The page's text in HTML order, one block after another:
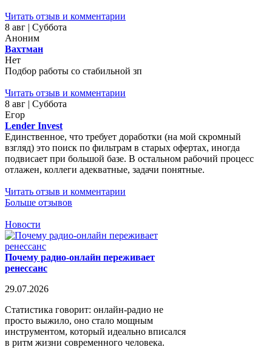
Читать отзыв и комментарии
8 авг | Суббота
Аноним
Вахтман
Нет
Подбор работы со стабильной зп
Читать отзыв и комментарии
8 авг | Суббота
Егор
Lender Invest
Единственное, что требует доработки (на мой скромный
взгляд) это поиск по фильтрам в старых офертах, иногда
подвисает при большой базе. В остальном рабочий процесс
отлажен, коллеги адекватные, задачи понятные.
Читать отзыв и комментарии
Больше отзывов
Новости
Почему радио-онлайн переживает
ренессанс
29.07.2026
Статистика говорит: онлайн-радио не
просто выжило, оно стало мощным
инструментом, который идеально вписался
в ритм жизни современного человека.